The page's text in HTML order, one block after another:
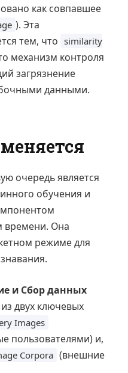
как совпавшее
). Эта
тем, что similarity
механизм контроля
загрязнение
данными.
очередь является
обучения и
времени. Она
режиме для
и Сбор данных
двух ключевых
Images
пользователями) и,
Corpora (внешние